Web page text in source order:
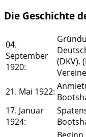
Die Geschichte
04.
September
1920:
(DKV).
21. Mai 1922:
17. Januar
1924: